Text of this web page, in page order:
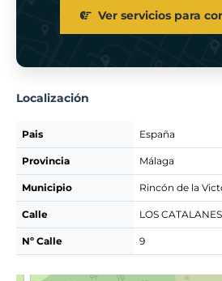
Ver servicios para
Localización
Pais España
Provincia Málaga
Municipio Rincón de la
Calle LOS CATALANES
Nº Calle 9